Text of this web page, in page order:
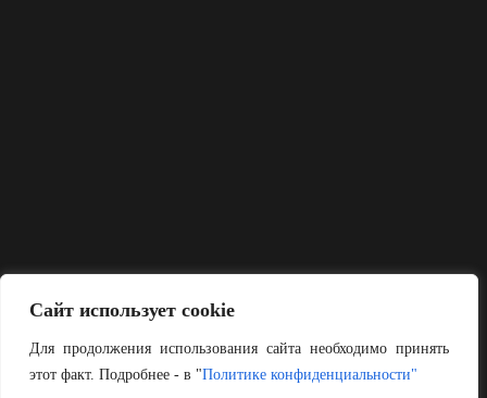
Сайт использует cookie
Для продолжения использования сайта необходимо принять
этот факт. Подробнее - в "Политике конфиденциальности"